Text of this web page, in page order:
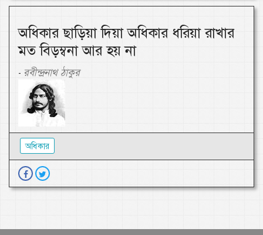
অধিকার ছাড়িয়া দিয়া অধিকার ধরিয়া রাখার
মত বিড়ম্বনা আর হয় না
- রবীন্দ্রনাথ ঠাকুর
অধিকার